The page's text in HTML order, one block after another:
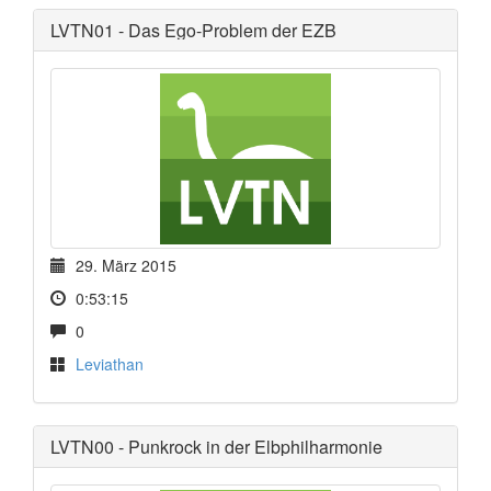
LVTN01 - Das Ego-Problem der EZB
29. März 2015
0:53:15
0
Leviathan
LVTN00 - Punkrock in der Elbphilharmonie